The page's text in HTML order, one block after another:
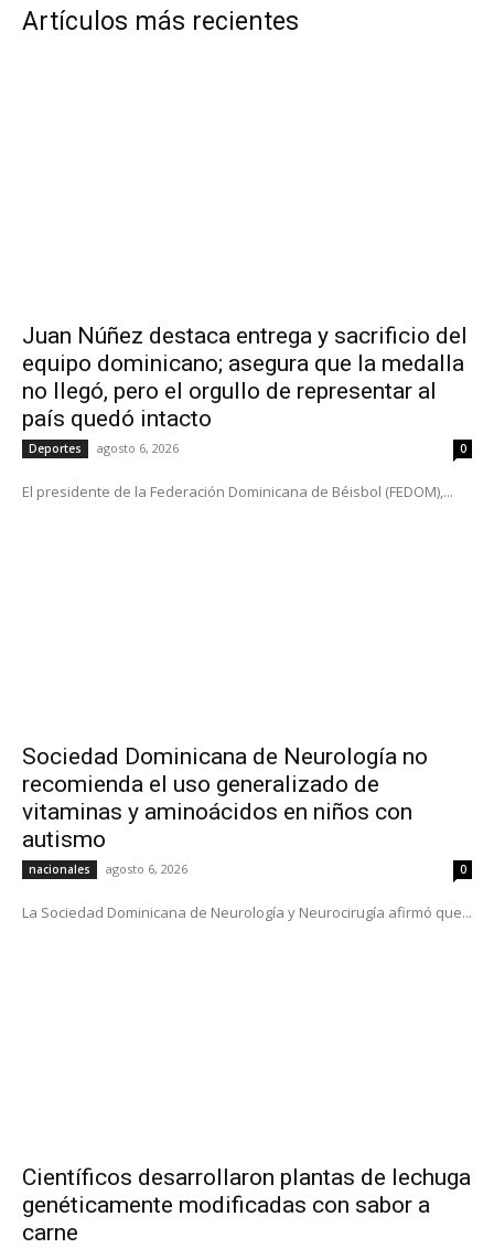
Artículos más recientes
Juan Núñez destaca entrega y sacrificio del
equipo dominicano; asegura que la medalla
no llegó, pero el orgullo de representar al
país quedó intacto
Deportes agosto 6, 2026 0
El presidente de la Federación Dominicana de Béisbol (FEDOM),...
Sociedad Dominicana de Neurología no
recomienda el uso generalizado de
vitaminas y aminoácidos en niños con
autismo
nacionales agosto 6, 2026 0
La Sociedad Dominicana de Neurología y Neurocirugía afirmó que...
Científicos desarrollaron plantas de lechuga
genéticamente modificadas con sabor a
carne